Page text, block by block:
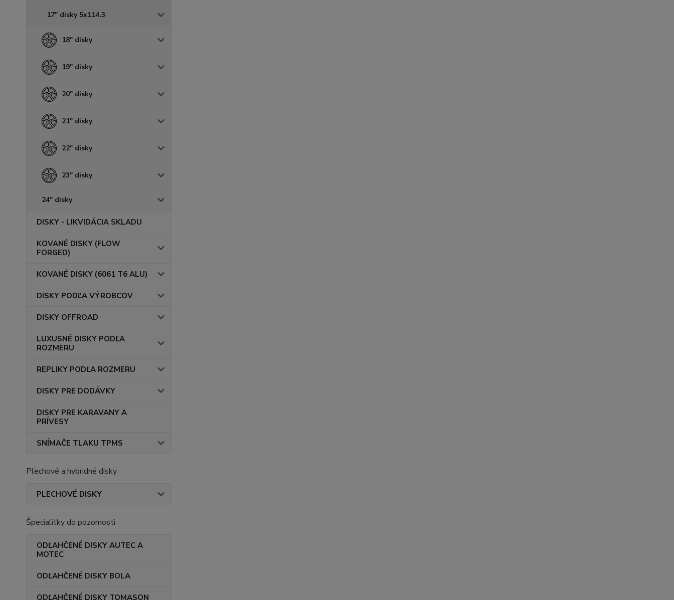
17" disky 5x114.3
18" disky
19" disky
20" disky
21" disky
22" disky
23" disky
24" disky
DISKY - LIKVIDÁCIA SKLADU
KOVANÉ DISKY (FLOW
FORGED)
KOVANÉ DISKY (6061 T6 ALU)
DISKY PODĽA VÝROBCOV
DISKY OFFROAD
LUXUSNÉ DISKY PODĽA
ROZMERU
REPLIKY PODĽA ROZMERU
DISKY PRE DODÁVKY
DISKY PRE KARAVANY A
PRÍVESY
SNÍMAČE TLAKU TPMS
Plechové a hybridné disky
PLECHOVÉ DISKY
Špecialitky do pozornosti
ODĽAHČENÉ DISKY AUTEC A
MOTEC
ODĽAHČENÉ DISKY BOLA
ODĽAHČENÉ DISKY TOMASON